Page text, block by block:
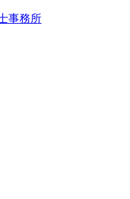
事務所